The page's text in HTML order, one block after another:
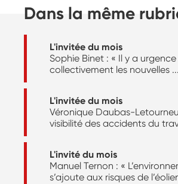
Dans la même
L'invitée du mois
Sophie Binet : « Il y a
collectivement les nouvelles ...
L'invitée du mois
Véronique Daubas-
visibilité des accidents du
L'invité du mois
Manuel Ternon : «
s’ajoute aux risques de